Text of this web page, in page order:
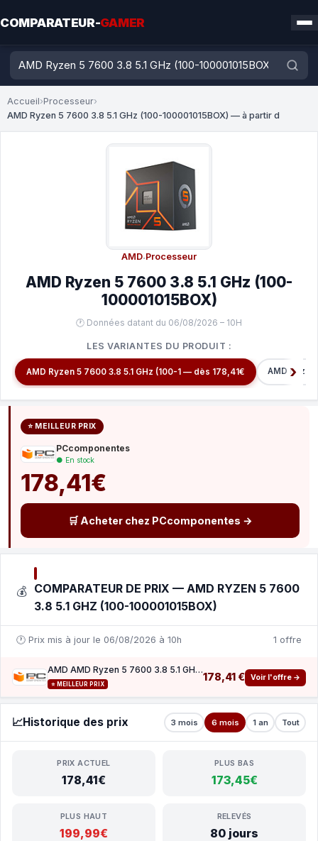
COMPARATEUR-GAMER
Accueil›Processeur›
AMD Ryzen 5 7600 3.8 5.1 GHz (100-100001015BOX) — à partir d
AMD·Processeur
AMD Ryzen 5 7600 3.8 5.1 GHz (100-
100001015BOX)
🕐 Données datant du 06/08/2026 – 10H
LES VARIANTES DU PRODUIT :
AMD Ryzen 5 7600 3.8 5.1 GHz (100-1 — dès 178,41€ AMD
⭐ MEILLEUR PRIX
PCcomponentes
● En stock
178,41€
🛒 Acheter chez PCcomponentes →
💰 COMPARATEUR DE PRIX — AMD RYZEN 5 7600
3.8 5.1 GHZ (100-100001015BOX)
🕐 Prix mis à jour le 06/08/2026 à 10h 1 offre
AMD AMD Ryzen 5 7600 3.8 5.1 GHz (100-100001015BOX)
⭐ MEILLEUR PRIX
178,41 € Voir l'offre →
📈Historique des prix 3 mois 6 mois 1 an Tout
PRIX ACTUEL
178,41€
PLUS BAS
173,45€
PLUS HAUT
199,99€
RELEVÉS
80 jours